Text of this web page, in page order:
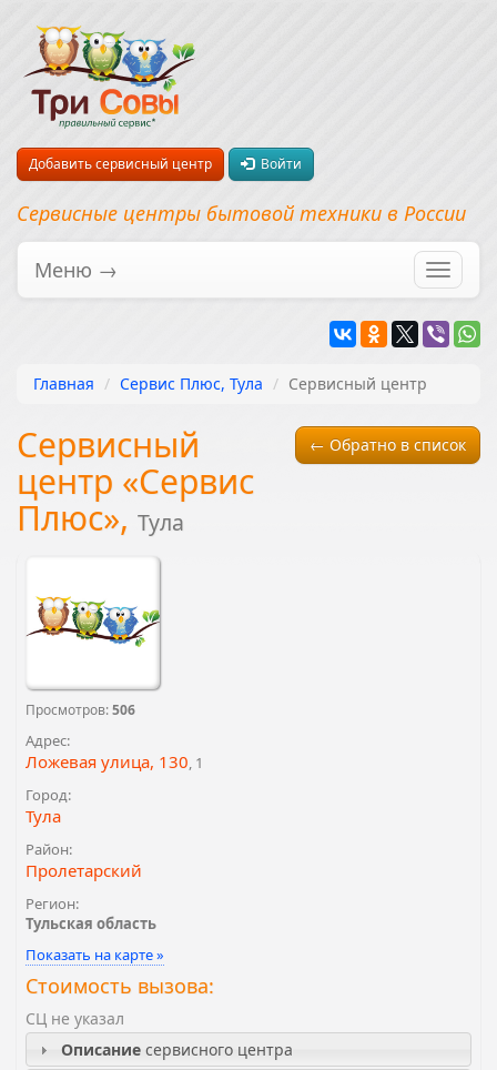
Добавить сервисный центр Войти
Сервисные центры бытовой техники в России
Меню →
Главная Сервис Плюс, Тула Сервисный центр
← Обратно в список
Сервисный
центр «Сервис
Плюс», Тула
Просмотров:506
Адрес:
Ложевая улица, 130, 1
Город:
Тула
Район:
Пролетарский
Регион:
Тульская область
Показать на карте »
Стоимость вызова:
СЦ не указал
Описаниесервисного центра